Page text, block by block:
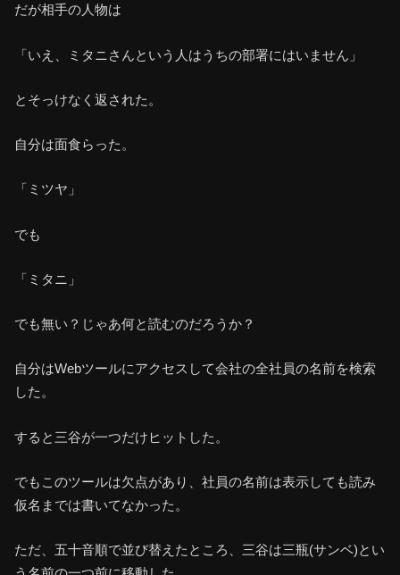
だが相手の人物は
「いえ、ミタニさんという人はうちの部署にはいません」
とそっけなく返された。
自分は面食らった。
「ミツヤ」
でも
「ミタニ」
でも無い？じゃあ何と読むのだろうか？
自分はWebツールにアクセスして会社の全社員の名前を検索
した。
すると三谷が一つだけヒットした。
でもこのツールは欠点があり、社員の名前は表示しても読み
仮名までは書いてなかった。
ただ、五十音順で並び替えたところ、三谷は三瓶(サンベ)とい